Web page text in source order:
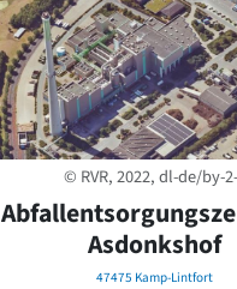
© RVR, 2022, dl-de/by-
Asdonkshof
47475 Kamp-Lintfort